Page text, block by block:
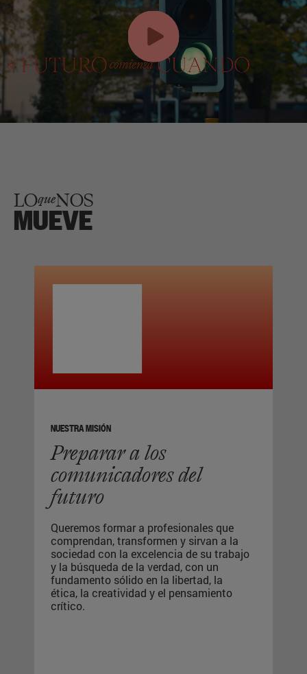
LOqueNOS
MUEVE
NUESTRA MISIÓN
Preparar a los
comunicadores del
futuro
Queremos formar a profesionales que
comprendan, transformen y sirvan a la
sociedad con la excelencia de su trabajo
y la búsqueda de la verdad, con un
fundamento sólido en la libertad, la
ética, la creatividad y el pensamiento
crítico.